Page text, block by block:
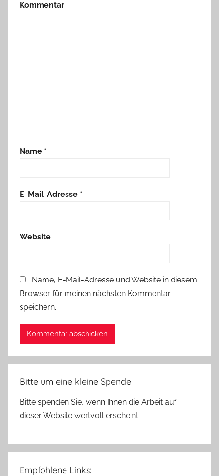
Kommentar
Name *
E-Mail-Adresse *
Website
Name, E-Mail-Adresse und Website in diesem
Browser für meinen nächsten Kommentar
speichern.
Bitte um eine kleine Spende
Bitte spenden Sie, wenn Ihnen die Arbeit auf
dieser Website wertvoll erscheint.
Empfohlene Links: